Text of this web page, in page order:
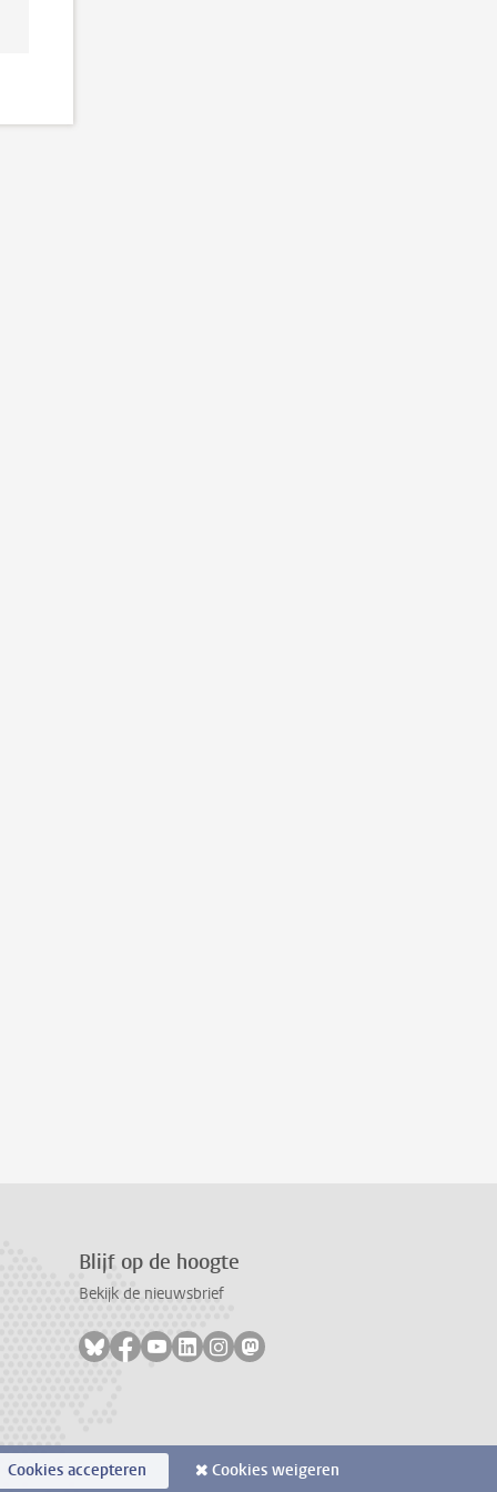
Blijf op de hoogte
Bekijk de nieuwsbrief
Volg ons op bluesky
Volg ons op facebook
Volg ons op youtube
Volg ons op linkedin
Volg ons op instagram
Volg ons op mastodon
Cookies accepteren Cookies weigeren